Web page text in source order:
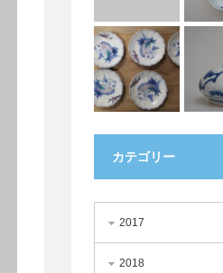
カテゴリー
2017
2018